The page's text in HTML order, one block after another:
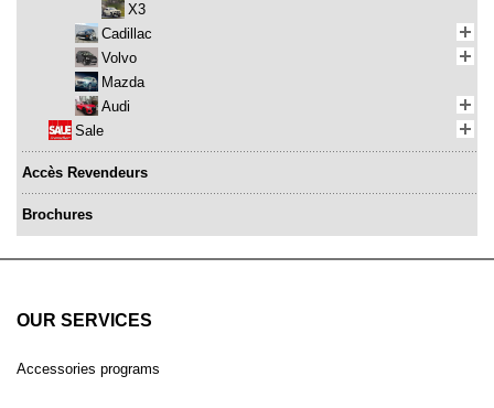
X3
Cadillac
Volvo
Mazda
Audi
Sale
Accès Revendeurs
Brochures
OUR SERVICES
Accessories programs